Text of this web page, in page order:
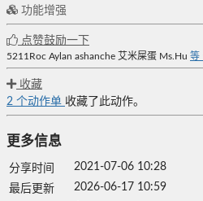
功能增强
点赞鼓励一下
5211Roc Aylan ashanche 艾米屎蛋 Ms.Hu 等
收藏
2 个动作单 收藏了此动作。
更多信息
分享时间
2021-07-06 10:28
最后更新
2026-06-17 10:59